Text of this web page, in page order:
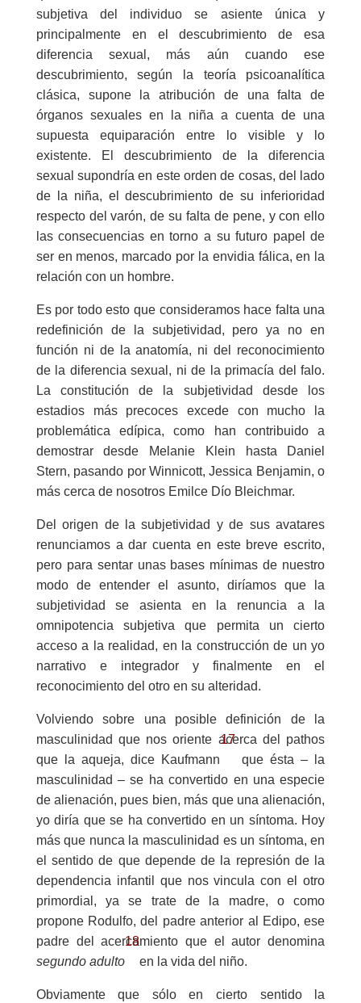
subjetiva del individuo se asiente única y
principalmente en el descubrimiento de esa
diferencia sexual, más aún cuando ese
descubrimiento, según la teoría psicoanalítica
clásica, supone la atribución de una falta de
órganos sexuales en la niña a cuenta de una
supuesta equiparación entre lo visible y lo
existente. El descubrimiento de la diferencia
sexual supondría en este orden de cosas, del lado
de la niña, el descubrimiento de su inferioridad
respecto del varón, de su falta de pene, y con ello
las consecuencias en torno a su futuro papel de
ser en menos, marcado por la envidia fálica, en la
relación con un hombre.
Es por todo esto que consideramos hace falta una
redefinición de la subjetividad, pero ya no en
función ni de la anatomía, ni del reconocimiento
de la diferencia sexual, ni de la primacía del falo.
La constitución de la subjetividad desde los
estadios más precoces excede con mucho la
problemática edípica, como han contribuido a
demostrar desde Melanie Klein hasta Daniel
Stern, pasando por Winnicott, Jessica Benjamin, o
más cerca de nosotros Emilce Dío Bleichmar.
Del origen de la subjetividad y de sus avatares
renunciamos a dar cuenta en este breve escrito,
pero para sentar unas bases mínimas de nuestro
modo de entender el asunto, diríamos que la
subjetividad se asienta en la renuncia a la
omnipotencia subjetiva que permita un cierto
acceso a la realidad, en la construcción de un yo
narrativo e integrador y finalmente en el
reconocimiento del otro en su alteridad.
Volviendo sobre una posible definición de la
masculinidad que nos oriente acerca del pathos
que la aqueja, dice Kaufmann
17
que ésta – la
masculinidad – se ha convertido en una especie
de alienación, pues bien, más que una alienación,
yo diría que se ha convertido en un síntoma. Hoy
más que nunca la masculinidad es un síntoma, en
el sentido de que depende de la represión de la
dependencia infantil que nos vincula con el otro
primordial, ya se trate de la madre, o como
propone Rodulfo, del padre anterior al Edipo, ese
padre del acercamiento que el autor denomina
segundo adulto
18
en la vida del niño.
Obviamente que sólo en cierto sentido la